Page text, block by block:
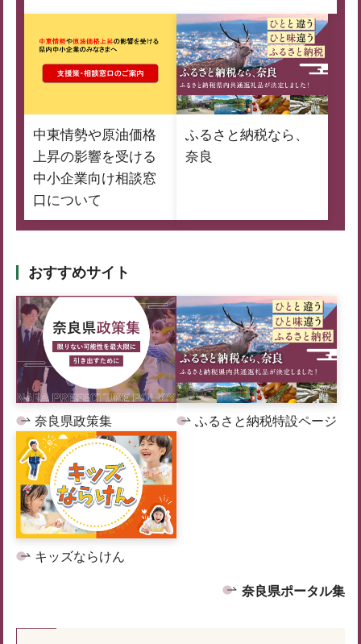
中東情勢や原油価格
上昇の影響を受ける
中小企業向け相談窓
口について
ふるさと納税なら、
奈良
おすすめサイト
奈良県政策集 ふるさと納税特設ページ
キッズならけん
奈良県ポータル集